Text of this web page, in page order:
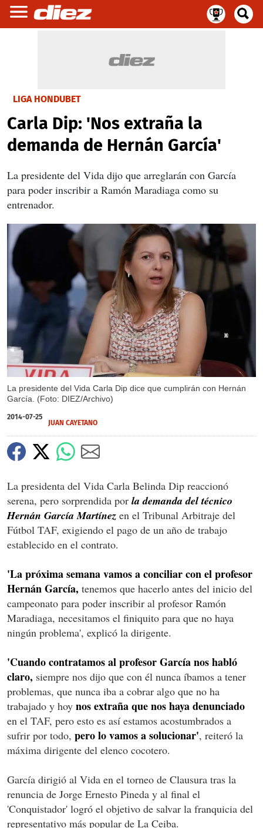
LIGA HONDUBET
Carla Dip: 'Nos extraña la
demanda de Hernán García'
La presidente del Vida dijo que arreglarán con García
para poder inscribir a Ramón Maradiaga como su
entrenador.
La presidente del Vida Carla Dip dice que cumplirán con Hernán
García. (Foto: DIEZ/Archivo)
X
2014-07-25
JUAN CAYETANO
La presidenta del Vida Carla Belinda Dip reaccionó
serena, pero sorprendida por la demanda del técnico
Hernán García Martínez en el Tribunal Arbitraje del
Fútbol TAF, exigiendo el pago de un año de trabajo
establecido en el contrato.
'La próxima semana vamos a conciliar con el profesor
Hernán García, tenemos que hacerlo antes del inicio del
campeonato para poder inscribir al profesor Ramón
Maradiaga, necesitamos el finiquito para que no haya
ningún problema', explicó la dirigente.
'Cuando contratamos al profesor García nos habló
claro, siempre nos dijo que con él nunca íbamos a tener
problemas, que nunca iba a cobrar algo que no ha
trabajado y hoy nos extraña que nos haya denunciado
en el TAF, pero esto es así estamos acostumbrados a
sufrir por todo, pero lo vamos a solucionar', reiteró la
máxima dirigente del elenco cocotero.
García dirigió al Vida en el torneo de Clausura tras la
renuncia de Jorge Ernesto Pineda y al final el
'Conquistador' logró el objetivo de salvar la franquicia del
representativo más popular de La Ceiba.